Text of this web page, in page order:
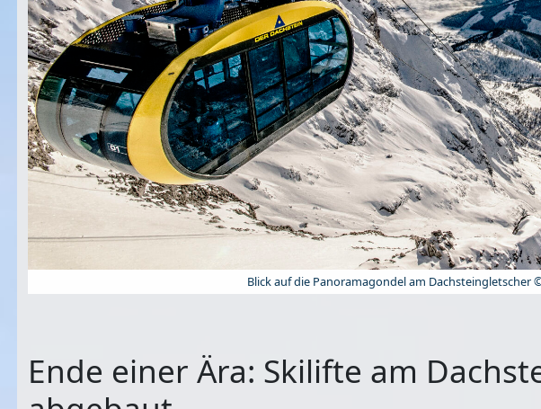
Blick auf die Panoramagondel am
Ende einer Ära: Skilifte am